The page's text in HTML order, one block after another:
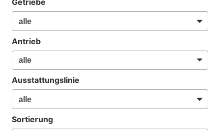
Getriebe
Antrieb
Ausstattungslinie
Sortierung